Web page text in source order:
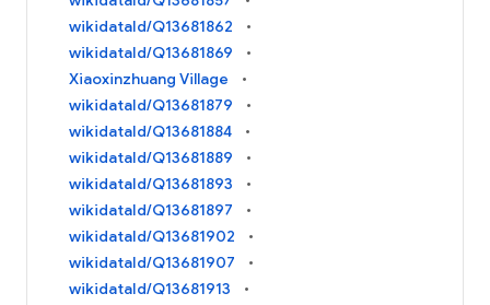
wikidataId/Q13681862
wikidataId/Q13681869
Xiaoxinzhuang Village
wikidataId/Q13681879
wikidataId/Q13681884
wikidataId/Q13681889
wikidataId/Q13681893
wikidataId/Q13681897
wikidataId/Q13681902
wikidataId/Q13681907
wikidataId/Q13681913